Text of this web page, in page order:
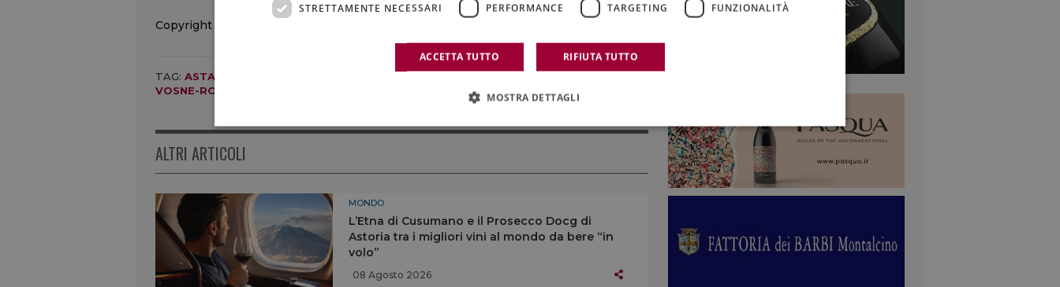
Copyright © 2000/2026
TAG: ASTA
VOSNE-ROMANÉE
ALTRI ARTICOLI
MONDO
L’Etna di Cusumano e il Prosecco Docg di
Astoria tra i migliori vini al mondo da bere “in
volo”
08 Agosto 2026
STRETTAMENTE NECESSARI PERFORMANCE TARGETING FUNZIONALITÀ
ACCETTA TUTTO RIFIUTA TUTTO
MOSTRA DETTAGLI